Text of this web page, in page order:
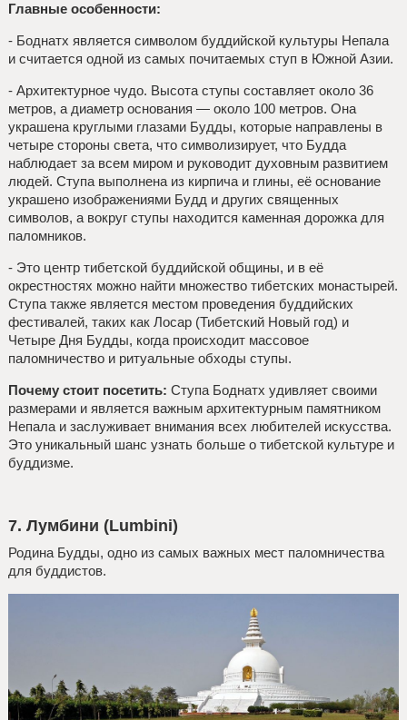
Главные особенности:
- Боднатх является символом буддийской культуры Непала
и считается одной из самых почитаемых ступ в Южной Азии.
- Архитектурное чудо. Высота ступы составляет около 36
метров, а диаметр основания — около 100 метров. Она
украшена круглыми глазами Будды, которые направлены в
четыре стороны света, что символизирует, что Будда
наблюдает за всем миром и руководит духовным развитием
людей. Ступа выполнена из кирпича и глины, её основание
украшено изображениями Будд и других священных
символов, а вокруг ступы находится каменная дорожка для
паломников.
- Это центр тибетской буддийской общины, и в её
окрестностях можно найти множество тибетских монастырей.
Ступа также является местом проведения буддийских
фестивалей, таких как Лосар (Тибетский Новый год) и
Четыре Дня Будды, когда происходит массовое
паломничество и ритуальные обходы ступы.
Почему стоит посетить: Ступа Боднатх удивляет своими
размерами и является важным архитектурным памятником
Непала и заслуживает внимания всех любителей искусства.
Это уникальный шанс узнать больше о тибетской культуре и
буддизме.
7. Лумбини (Lumbini)
Родина Будды, одно из самых важных мест паломничества
для буддистов.